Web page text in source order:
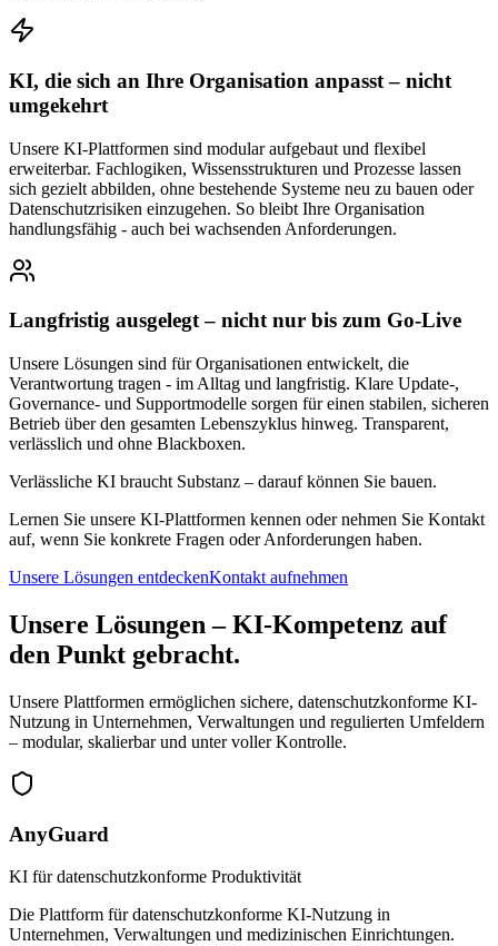
KI, die sich an Ihre Organisation anpasst – nicht
umgekehrt
Unsere KI-Plattformen sind modular aufgebaut und flexibel
erweiterbar. Fachlogiken, Wissensstrukturen und Prozesse lassen
sich gezielt abbilden, ohne bestehende Systeme neu zu bauen oder
Datenschutzrisiken einzugehen. So bleibt Ihre Organisation
handlungsfähig - auch bei wachsenden Anforderungen.
Langfristig ausgelegt – nicht nur bis zum Go-Live
Unsere Lösungen sind für Organisationen entwickelt, die
Verantwortung tragen - im Alltag und langfristig. Klare Update-,
Governance- und Supportmodelle sorgen für einen stabilen, sicheren
Betrieb über den gesamten Lebenszyklus hinweg. Transparent,
verlässlich und ohne Blackboxen.
Verlässliche KI braucht Substanz – darauf können Sie bauen.
Lernen Sie unsere KI-Plattformen kennen oder nehmen Sie Kontakt
auf, wenn Sie konkrete Fragen oder Anforderungen haben.
Unsere Lösungen entdeckenKontakt aufnehmen
Unsere Lösungen – KI-Kompetenz auf
den Punkt gebracht.
Unsere Plattformen ermöglichen sichere, datenschutzkonforme KI-
Nutzung in Unternehmen, Verwaltungen und regulierten Umfeldern
– modular, skalierbar und unter voller Kontrolle.
AnyGuard
KI für datenschutzkonforme Produktivität
Die Plattform für datenschutzkonforme KI-Nutzung in
Unternehmen, Verwaltungen und medizinischen Einrichtungen.